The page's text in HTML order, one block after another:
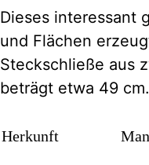
Dieses interessant
und Flächen
Steckschließe aus
beträgt etwa 49 cm.
Herkunft